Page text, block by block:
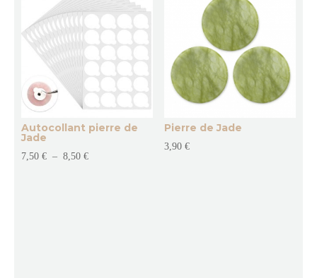
Autocollant pierre de
Jade
7,50€ – 8,50€Plage
Pierre de Jade
3,90 €